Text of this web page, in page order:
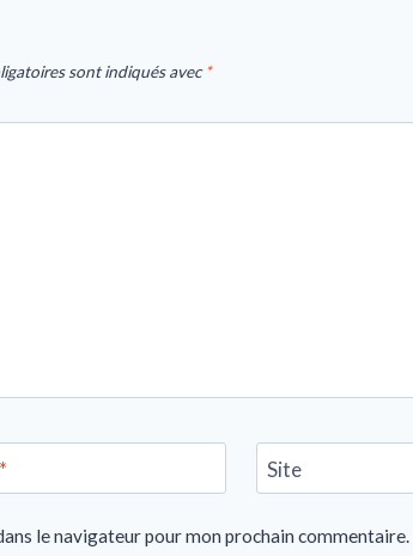
sont indiqués avec*
* Site
le navigateur pour mon prochain commentaire.